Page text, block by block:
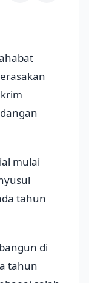
mulai
tahun
di
tahun